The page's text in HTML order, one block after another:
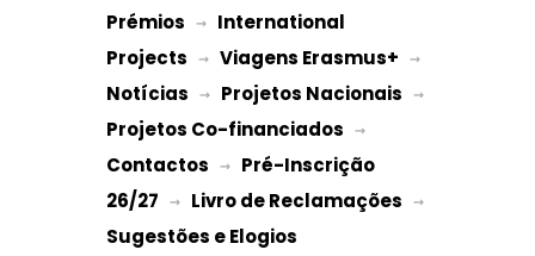
Prémios → International
Projects → Viagens Erasmus+
Notícias → Projetos Nacionais
Projetos Co-financiados
Contactos → Pré-Inscrição
26/27 → Livro de Reclamações
Sugestões e Elogios